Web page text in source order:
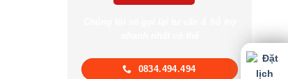
0834.494.494